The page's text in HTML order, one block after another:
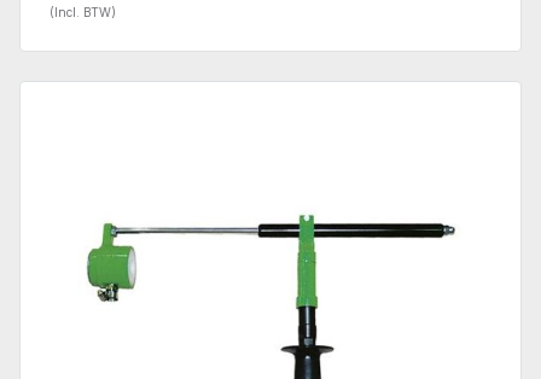
(Incl. BTW)